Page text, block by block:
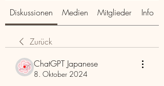
Diskussionen Medien Mitglieder Info
Zurück
ChatGPT Japanese
8. Oktober 2024